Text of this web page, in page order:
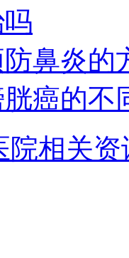
鼻炎的
癌的不
院相关资